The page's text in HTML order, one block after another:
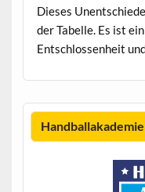
Dieses
der Tabelle. Es ist
Entschlossenheit